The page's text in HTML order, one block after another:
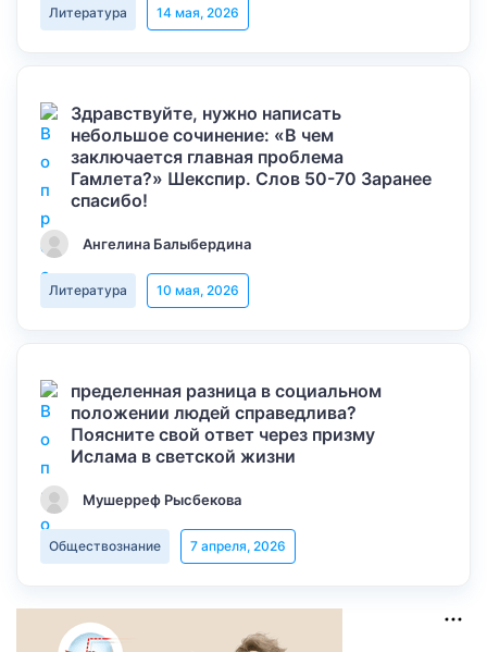
Литература 14 мая, 2026
Здравствуйте, нужно написать
небольшое сочинение: «В чем
заключается главная проблема
Гамлета?» Шекспир. Слов 50-70 Заранее
спасибо!
Ангелина Балыбердина
Литература 10 мая, 2026
пределенная разница в социальном
положении людей справедлива?
Поясните свой ответ через призму
Ислама в светской жизни
Мушерреф Рысбекова
Обществознание 7 апреля, 2026